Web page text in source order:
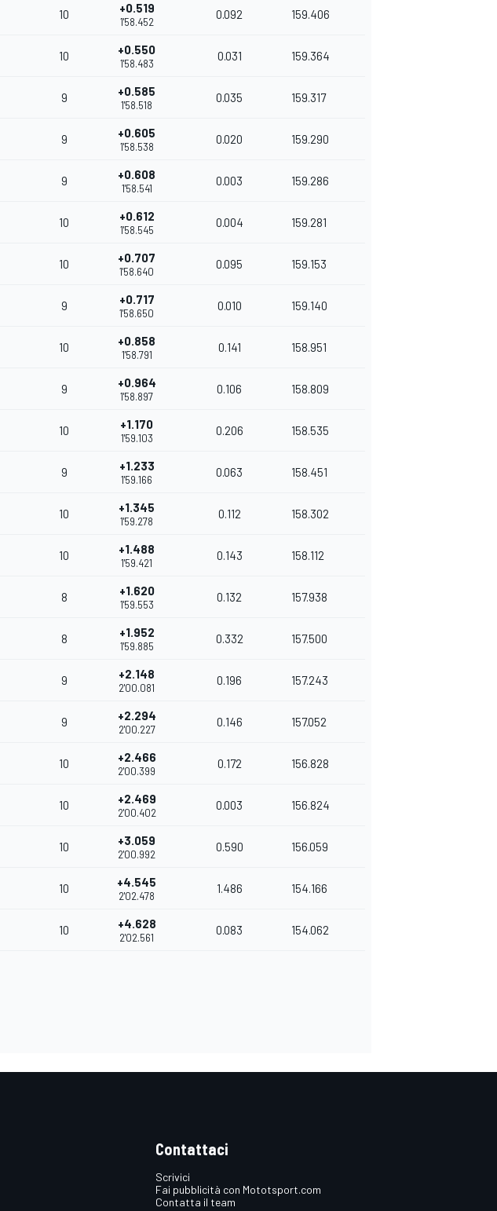
10 +0.519
1'58.452
0.092 159.406
10 +0.550
1'58.483
0.031 159.364
9 +0.585
1'58.518
0.035 159.317
9 +0.605
1'58.538
0.020 159.290
9 +0.608
1'58.541
0.003 159.286
10 +0.612
1'58.545
0.004 159.281
10 +0.707
1'58.640
0.095 159.153
9 +0.717
1'58.650
0.010 159.140
10 +0.858
1'58.791
0.141 158.951
9 +0.964
1'58.897
0.106 158.809
10 +1.170
1'59.103
0.206 158.535
9 +1.233
1'59.166
0.063 158.451
10 +1.345
1'59.278
0.112 158.302
10 +1.488
1'59.421
0.143 158.112
8 +1.620
1'59.553
0.132 157.938
8 +1.952
1'59.885
0.332 157.500
9 +2.148
2'00.081
0.196 157.243
9 +2.294
2'00.227
0.146 157.052
10 +2.466
2'00.399
0.172 156.828
10 +2.469
2'00.402
0.003 156.824
10 +3.059
2'00.992
0.590 156.059
10 +4.545
2'02.478
1.486 154.166
10 +4.628
2'02.561
0.083 154.062
Contattaci
Scrivici
Fai pubblicità con Mototsport.com
Contatta il team